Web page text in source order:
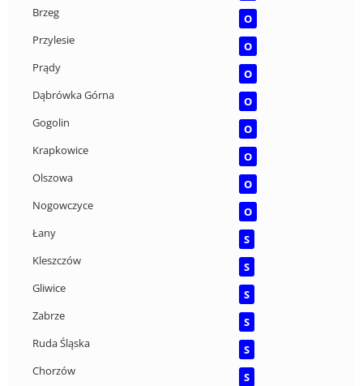
Brzeg
O
Przylesie
O
Prądy
O
Dąbrówka Górna
O
Gogolin
O
Krapkowice
O
Olszowa
O
Nogowczyce
O
Łany
S
Kleszczów
S
Gliwice
S
Zabrze
S
Ruda Śląska
S
Chorzów
S